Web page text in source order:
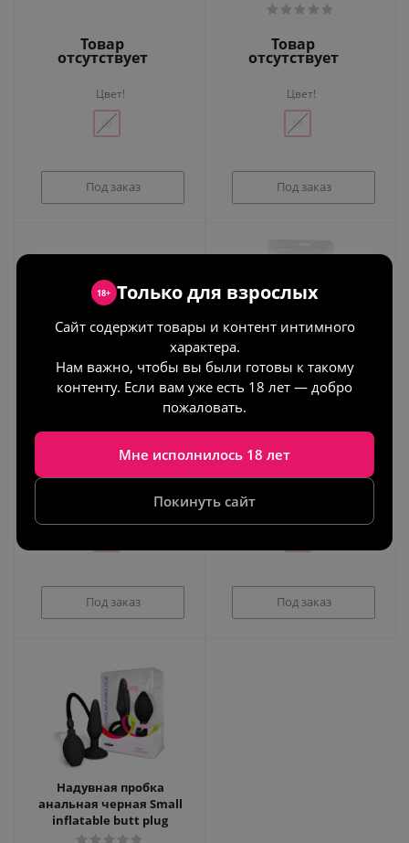
Товар
отсутствует
Цвет!
Под заказ
Товар
отсутствует
Цвет!
Под заказ
Анальный расширитель
металлический Anal
Товар
отсутствует
Под заказ
Анальный стимулятор
Anal Angler
Товар
отсутствует
Под заказ
Надувная пробка
анальная черная Small
inflatable butt plug
18+ Только для взрослых
Сайт содержит товары и контент интимного
характера.
Нам важно, чтобы вы были готовы к такому
контенту. Если вам уже есть 18 лет — добро
пожаловать.
Мне исполнилось 18 лет
Покинуть сайт